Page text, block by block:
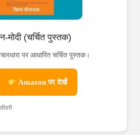
मोदी (चर्चित पुस्तक)
पर आधारित चर्चित पुस्तक।
Amazon पर देखें